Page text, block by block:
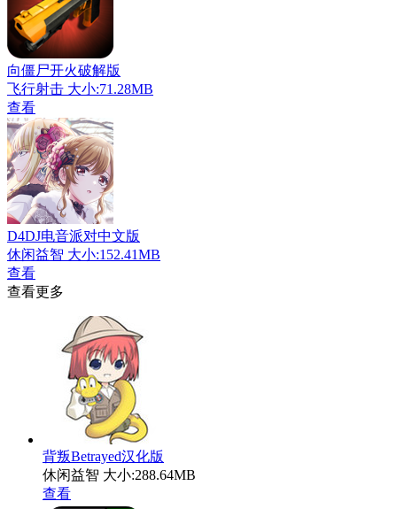
向僵尸开火破解版
飞行射击 大小:71.28MB
查看
D4DJ电音派对中文版
休闲益智 大小:152.41MB
查看
查看更多
背叛Betrayed汉化版
休闲益智 大小:288.64MB
查看